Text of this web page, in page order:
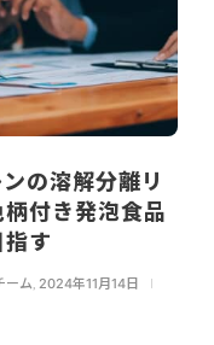
の溶解分離リ
付き発泡食品
す
ーム 2024年11月14日